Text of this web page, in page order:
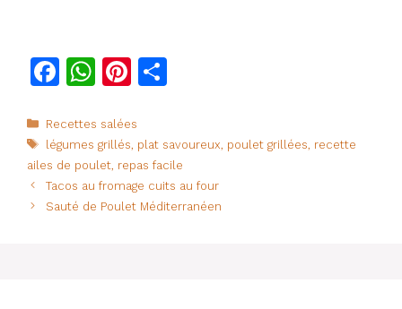
F
c
e
b
o
W
at
s
A
p
Pi
te
re
st
g
er
Catégories
Recettes salées
Étiquettes
légumes grillés, plat savoureux, poulet grillées, recette
ailes de poulet, repas facile
Tacos au fromage cuits au four
Sauté de Poulet Méditerranéen